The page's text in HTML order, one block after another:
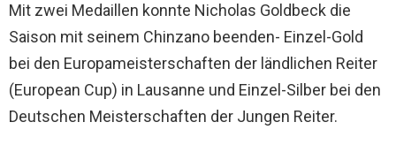
Mit zwei Medaillen konnte Nicholas Goldbeck die
Saison mit seinem Chinzano beenden- Einzel-Gold
bei den Europameisterschaften der ländlichen Reiter
(European Cup) in Lausanne und Einzel-Silber bei den
Deutschen Meisterschaften der Jungen Reiter.